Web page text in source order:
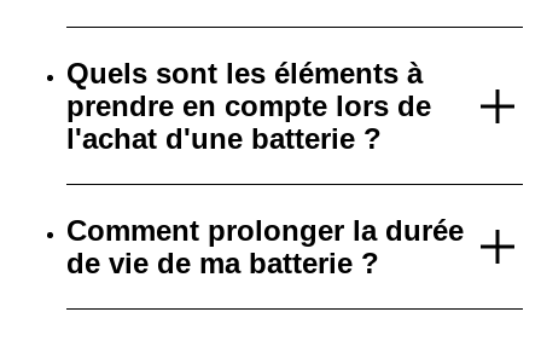
Quels sont les éléments à
prendre en compte lors de
l'achat d'une batterie ?
Comment prolonger la durée
de vie de ma batterie ?